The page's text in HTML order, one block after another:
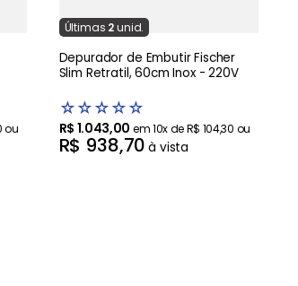
ou
Últimas 2unid.
Depurador de Embutir Fischer
Slim Retratil, 60cm Inox - 220V
☆☆☆☆☆
R$ 1.043,00 em10x deR$ 104,30 ou
R$ 938,70 à vista